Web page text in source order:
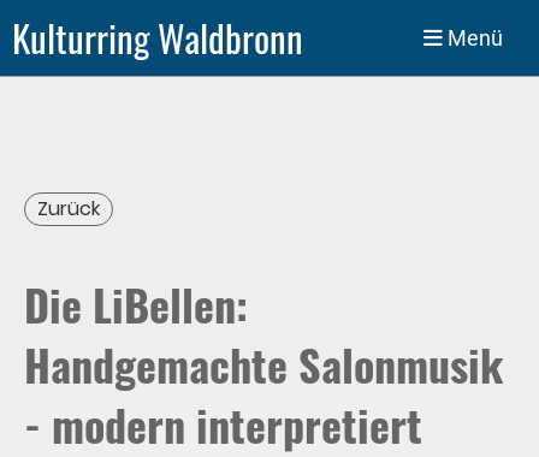
Kulturring Waldbronn Menü
Zurück
Die LiBellen:
Handgemachte Salonmusik
- modern interpretiert